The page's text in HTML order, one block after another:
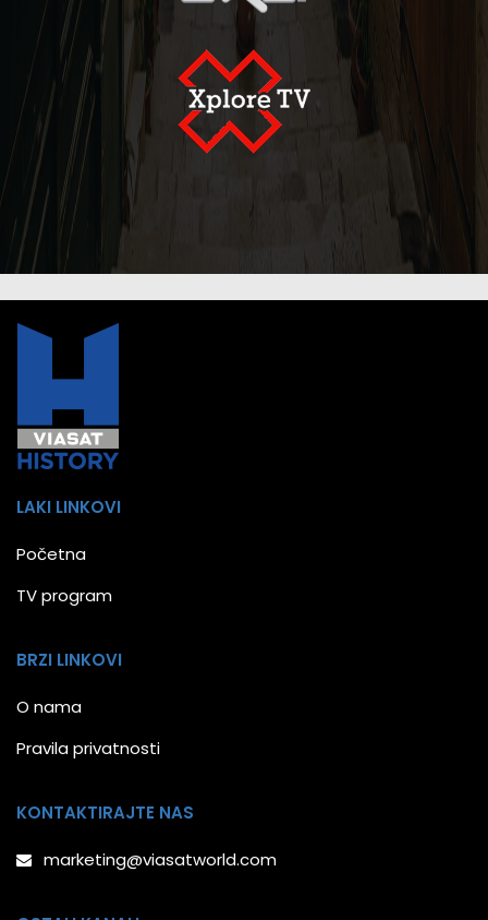
LAKI LINKOVI
Početna
TV program
BRZI LINKOVI
O nama
Pravila privatnosti
KONTAKTIRAJTE NAS
marketing@viasatworld.com